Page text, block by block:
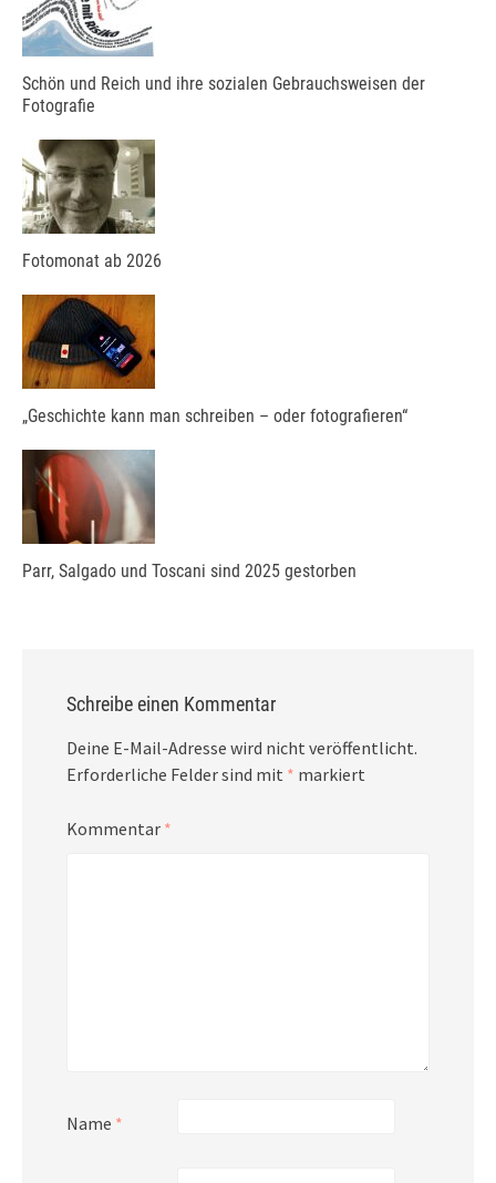
Schön und Reich und ihre sozialen Gebrauchsweisen der
Fotografie
Fotomonat ab 2026
„Geschichte kann man schreiben – oder fotografieren“
Parr, Salgado und Toscani sind 2025 gestorben
Schreibe einen Kommentar
Deine E-Mail-Adresse wird nicht veröffentlicht.
Erforderliche Felder sind mit * markiert
Kommentar *
Name *